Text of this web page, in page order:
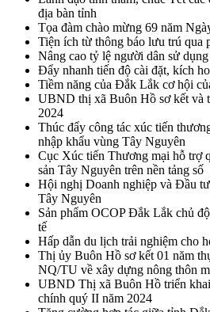
địa bàn tỉnh
Tọa đàm chào mừng 69 năm
Tiện ích từ thông báo lưu trú qua
Nâng cao tỷ lệ người dân sử
Đẩy nhanh tiến độ cài đặt, kích
Tiềm năng của Đắk Lắk cơ hội
UBND thị xã Buôn Hồ sơ kết và
2024
Thúc đẩy công tác xúc tiến
nhập khẩu vùng Tây Nguyên
Cục Xúc tiến Thương mại hỗ trợ
sản Tây Nguyên trên nền tảng số
Hội nghị Doanh nghiệp và Đầu
Tây Nguyên
Sản phẩm OCOP Đắk Lắk chủ
tế
Hấp dẫn du lịch trải nghiệm cho
Thị ủy Buôn Hồ sơ kết 01 năm
NQ/TU về xây dựng nông thôn
UBND Thị xã Buôn Hồ triển khai
chính quý II năm 2024